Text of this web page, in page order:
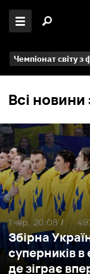
Чемпіонат світу з
Всі
Збірна
суперників в
де зіграє
1 чер, 20:08 /